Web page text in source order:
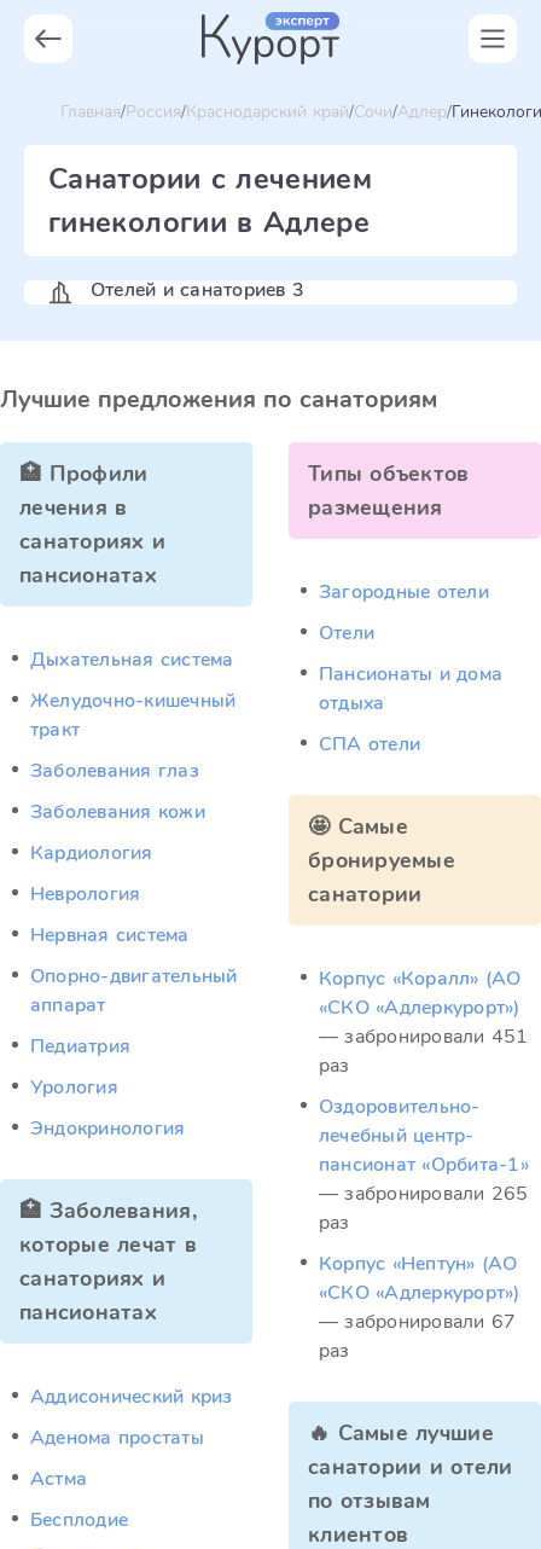
Главная Россия Краснодарский край Сочи Адлер
Санатории с лечением
гинекологии в Адлере
Отелей и санаториев 3
Лучшие предложения по санаториям
🏥 Профили
лечения в
санаториях и
пансионатах
Дыхательная система
Желудочно-кишечный
тракт
Заболевания глаз
Заболевания кожи
Кардиология
Неврология
Нервная система
Опорно-двигательный
аппарат
Педиатрия
Урология
Эндокринология
🏥 Заболевания,
которые лечат в
санаториях и
пансионатах
Аддисонический криз
Аденома простаты
Астма
Бесплодие
Типы объектов
размещения
Загородные отели
Отели
Пансионаты и дома
отдыха
СПА отели
🤩 Самые
бронируемые
санатории
Корпус «Коралл» (АО
«СКО «Адлеркурорт»)
— забронировали 451
раз
Оздоровительно-
лечебный центр-
пансионат «Орбита-1»
— забронировали 265
раз
Корпус «Нептун» (АО
«СКО «Адлеркурорт»)
— забронировали 67
раз
🔥 Самые лучшие
санатории и отели
по отзывам
клиентов